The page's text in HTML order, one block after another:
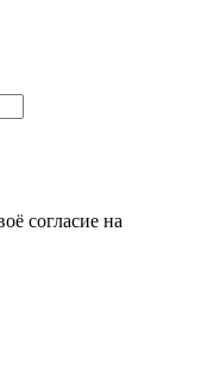
согласие на